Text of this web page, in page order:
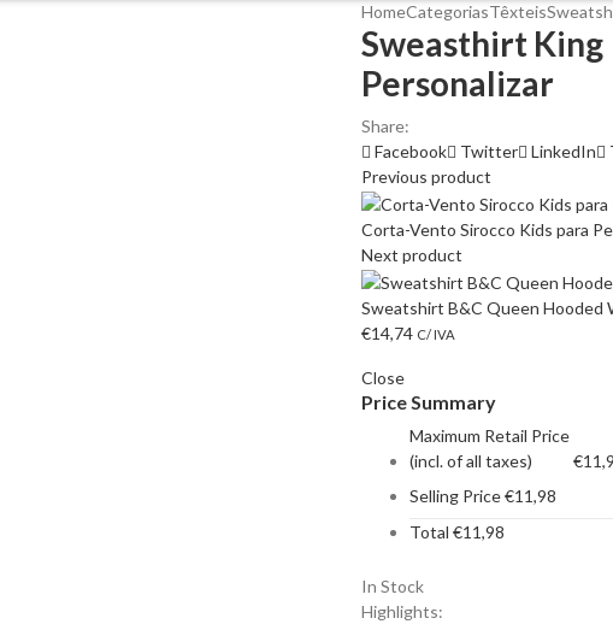
HomeCategoriasTêxteis
Sweasthirt King
Personalizar
Share:
Facebook
Twitter LinkedIn
Previous product
Corta-Vento Sirocco Kids para
Next product
Sweatshirt B&C Queen Hooded
€14,74 C/ IVA
Close
Price Summary
Maximum Retail Price
(incl. of all taxes)
€
Selling Price€11,98
Total €11,98
In Stock
Highlights: